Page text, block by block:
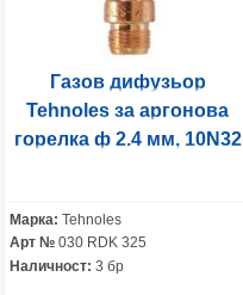
Газов дифузьор
Tehnoles за аргонова
горелка ф 2.4 мм, 10N32
Марка: Tehnoles
Арт № 030 RDK 325
Наличност: 3 бр